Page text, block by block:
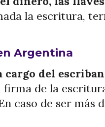
la escritura,
Argentina
cargo del
firma de la
caso de ser